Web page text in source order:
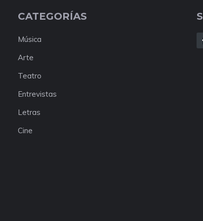
CATEGORÍAS
Música
Arte
Teatro
Entrevistas
Letras
Cine